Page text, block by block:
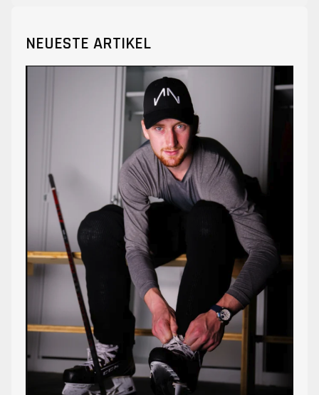
NEUESTE ARTIKEL